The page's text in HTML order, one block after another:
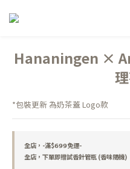
Hananingen ×
*包裝更新 為奶茶蓋 Logo款
全店，-滿$𝟲𝟵𝟵免運-
全店，下單即贈試香針管瓶 (香味隨機)